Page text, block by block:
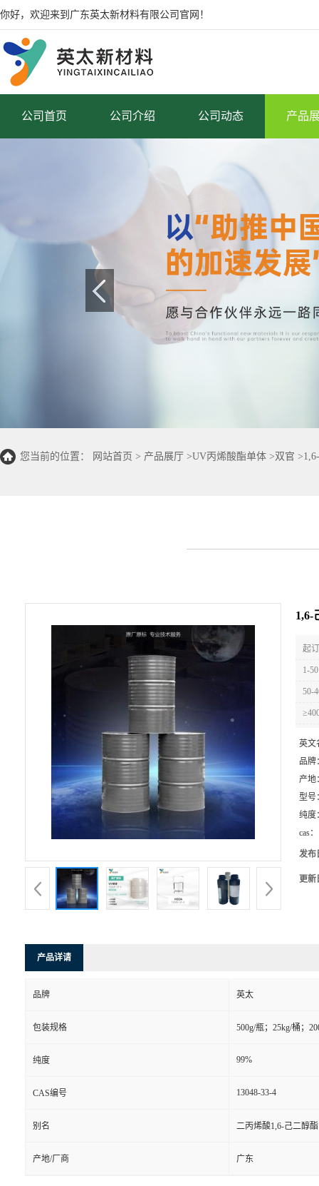
你好，欢迎来到广东英太新材料有限公司官网！
公司首页 公司介绍 公司动态 产品
您当前的位置： 网站首页 > 产品展厅 >UV丙烯酸酯单体 >双官 >
1,6-
起
1-50
50-
英文
品牌
产地
型号
纯度
cas：
发布
更新
产品详请
品牌 英太
包装规格 500g/瓶；25kg/桶；
纯度 99%
CAS编号 13048-33-4
别名 二丙烯酸1,6-己二醇酯
产地/厂商 广东